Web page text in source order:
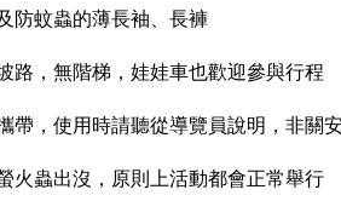
防蚊蟲的薄長袖、長褲
路，無階梯，娃娃車也歡迎參與行程
帶，使用時請聽從導覽員說明，非關
火蟲出沒，原則上活動都會正常舉行